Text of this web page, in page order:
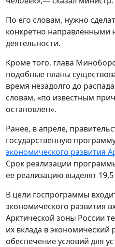
По его словам, нужно
конкретно направленными
деятельности.
Кроме того, глава
подобные планы
время незадолго до
словам, «по известным
остановлен».
Ранее, в апреле,
государственную
экономического развития
Срок реализации
ее реализацию выделят
В цели госпрограммы
экономического развития
Арктической зоны России
их вклада в экономический
обеспечение условий для